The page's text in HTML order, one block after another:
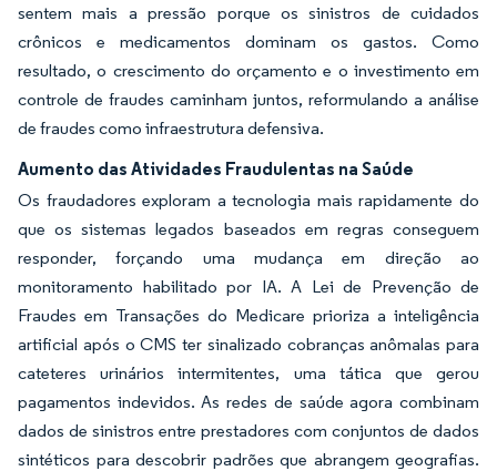
sentem mais a pressão porque os sinistros de cuidados
crônicos e medicamentos dominam os gastos. Como
resultado, o crescimento do orçamento e o investimento em
controle de fraudes caminham juntos, reformulando a análise
de fraudes como infraestrutura defensiva.
Aumento das Atividades Fraudulentas na Saúde
Os fraudadores exploram a tecnologia mais rapidamente do
que os sistemas legados baseados em regras conseguem
responder, forçando uma mudança em direção ao
monitoramento habilitado por IA. A Lei de Prevenção de
Fraudes em Transações do Medicare prioriza a inteligência
artificial após o CMS ter sinalizado cobranças anômalas para
cateteres urinários intermitentes, uma tática que gerou
pagamentos indevidos. As redes de saúde agora combinam
dados de sinistros entre prestadores com conjuntos de dados
sintéticos para descobrir padrões que abrangem geografias.